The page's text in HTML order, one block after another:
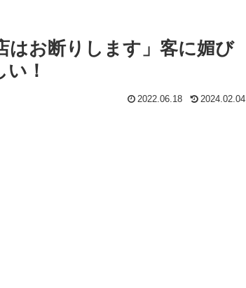
はお断りします」客に媚び
！
2022.06.18 2024.02.04